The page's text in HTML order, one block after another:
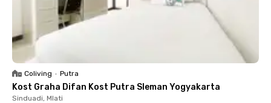
Coliving • Putra
Kost Graha Difan Kost Putra Sleman Yogyakarta
Sinduadi, Mlati